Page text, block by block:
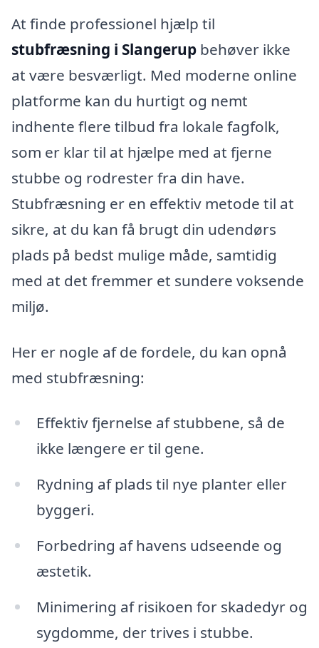
At finde professionel hjælp til
stubfræsning i Slangerup behøver ikke
at være besværligt. Med moderne online
platforme kan du hurtigt og nemt
indhente flere tilbud fra lokale fagfolk,
som er klar til at hjælpe med at fjerne
stubbe og rodrester fra din have.
Stubfræsning er en effektiv metode til at
sikre, at du kan få brugt din udendørs
plads på bedst mulige måde, samtidig
med at det fremmer et sundere voksende
miljø.
Her er nogle af de fordele, du kan opnå
med stubfræsning:
Effektiv fjernelse af stubbene, så de
ikke længere er til gene.
Rydning af plads til nye planter eller
byggeri.
Forbedring af havens udseende og
æstetik.
Minimering af risikoen for skadedyr og
sygdomme, der trives i stubbe.